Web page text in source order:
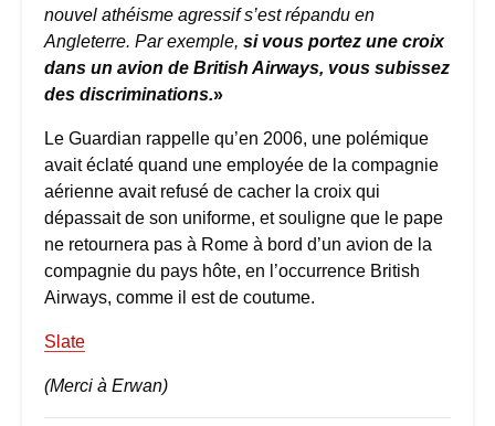
nouvel athéisme agressif s’est répandu en
Angleterre. Par exemple, si vous portez une croix
dans un avion de British Airways, vous subissez
des discriminations.»
Le Guardian rappelle qu’en 2006, une polémique
avait éclaté quand une employée de la compagnie
aérienne avait refusé de cacher la croix qui
dépassait de son uniforme, et souligne que le pape
ne retournera pas à Rome à bord d’un avion de la
compagnie du pays hôte, en l’occurrence British
Airways, comme il est de coutume.
Slate
(Merci à Erwan)